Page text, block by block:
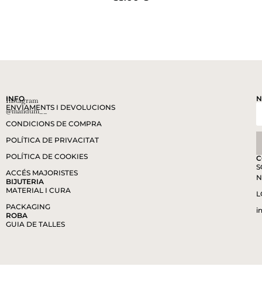
Instagram
@mandum__
INFO
ENVIAMENTS I DEVOLUCIONS
CONDICIONS DE COMPRA
POLÍTICA DE PRIVACITAT
POLÍTICA DE COOKIES
ACCÉS MAJORISTES
BIJUTERIA
MATERIAL I CURA
PACKAGING
ROBA
GUIA DE TALLES